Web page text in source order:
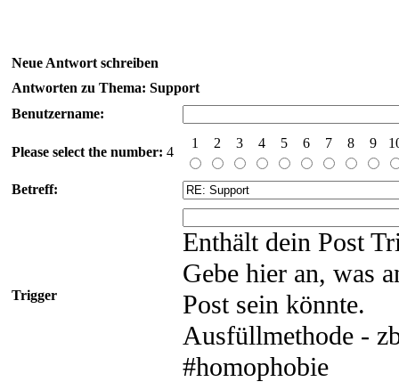
Neue Antwort schreiben
Antworten zu Thema: Support
Benutzername:
Please select the number: 4
1 2 3 4 5 6 7 8 9
Betreff:
Trigger
Enthält dein Post
Gebe hier an, was
Post sein könnte.
Ausfüllmethode -
#homophobie